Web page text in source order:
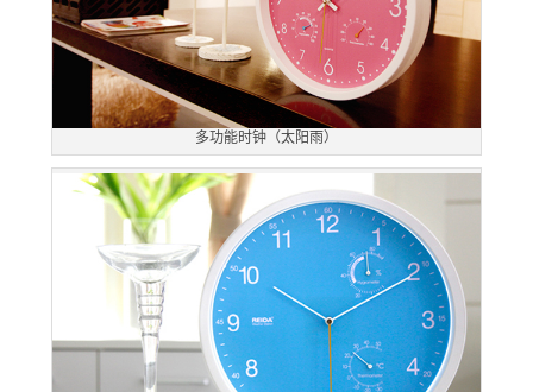
多功能时钟（太阳雨）